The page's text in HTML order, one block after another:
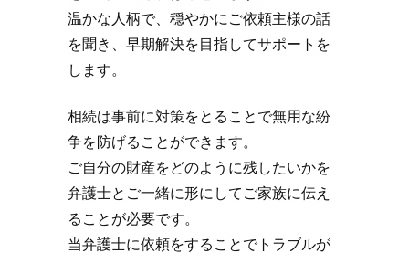
温かな人柄で、穏やかにご依頼主様の話
を聞き、早期解決を目指してサポートを
します。
相続は事前に対策をとることで無用な紛
争を防げることができます。
ご自分の財産をどのように残したいかを
弁護士とご一緒に形にしてご家族に伝え
ることが必要です。
当弁護士に依頼をすることでトラブルが